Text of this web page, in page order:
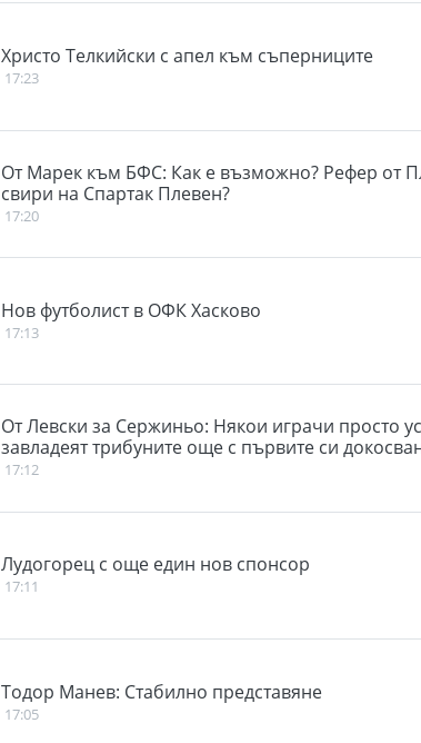
Христо Телкийски с апел към съперниците
17:23
От Марек към БФС: Как е възможно? Рефер от
свири на Спартак Плевен?
17:20
Нов футболист в ОФК Хасково
17:13
От Левски за Сержиньо: Някои играчи просто
завладеят трибуните още с първите си
17:12
Лудогорец с още един нов спонсор
17:11
Тодор Манев: Стабилно представяне
17:05